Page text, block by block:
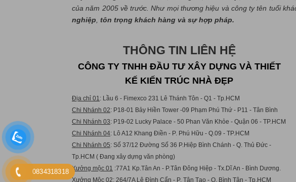
của năm 2005 về trước. Như mọi thương hiệu và công ty tên tuổi
nghiệp tôn trọng khách hàng và sự hợp pháp.
THÔNG TIN LIÊN HỆ
CÔNG TY TNHH ĐẦU TƯ XÂY DỰNG VÀ THIẾT
KẾ KIẾN TRÚC NHÀ ĐẸP
Địa chỉ 01 : Lầu 6 - Fimexco 231 Lê Thánh Tôn - Q1 - Tp.HCM
Chi Nhánh 02: P18-01 Bảy Hiền Tower -09 Phạm Phú Thứ - P11 - Tân Bình
Chi Nhánh 03: P19-02 Lucky Palace - 50 Phan Văn Khỏe - Quận 06 - TP.HCM
Chi Nhánh 04: Lô A12 Khang Điền - P. Phú Hữu - Q.09 - TP.HCM
Chi Nhánh 05: Số 37/12 Đường Số 36 P.Hiệp Bình Chánh - Q. Thủ Đức -
Tp.HCM ( Đang xây dựng văn phòng)
Xưởng mộc 01
:77A1 Kp.Tân An - P.Tân Đông Hiệp - Tx.Dĩ An - Bình Dương.
Xưởng Mộc 02: 264/7A Lê Đình Cẩn - P. Tân Tạo - Q. Bình Tân - Tp.HCM
0834318318